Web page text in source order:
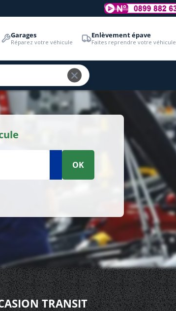
Garages
Réparez votre véhicule
Enlèvement épave
Faites reprendre votre véhicule
OK
TRANSIT